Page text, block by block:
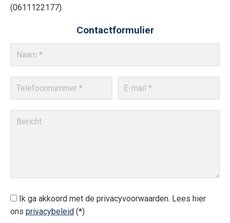
(0611122177).
Contactformulier
Ik ga akkoord met de privacyvoorwaarden. Lees hier
ons privacybeleid (*)